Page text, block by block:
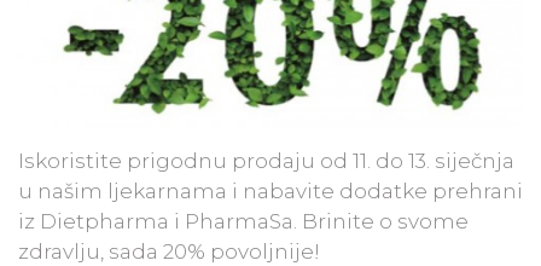
Iskoristite prigodnu prodaju od 11. do 13. siječnja
u našim ljekarnama i nabavite dodatke prehrani
iz Dietpharma i PharmaSa. Brinite o svome
zdravlju, sada 20% povoljnije!